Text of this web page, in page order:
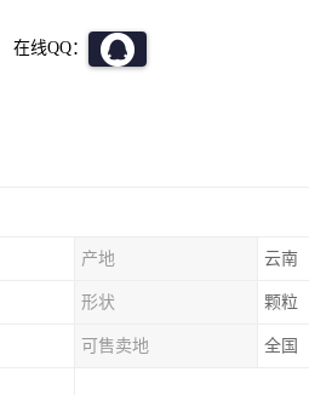
在线QQ：
产地 云南
形状 颗粒
可售卖地 全国